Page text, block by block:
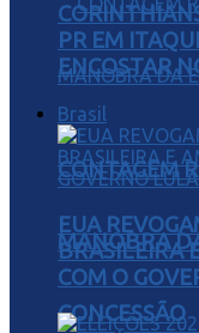
CONTAGEM
MANOBRA
CONCESSÃO
PR EM
ENCOSTAR
Brasil
EUA
BRASILEIRA
COM O